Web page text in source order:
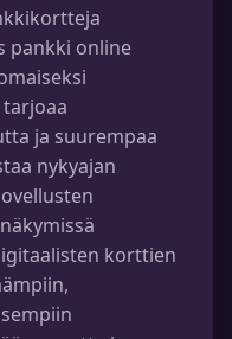
pankki online
ja suurempaa
nykyajan
korttien